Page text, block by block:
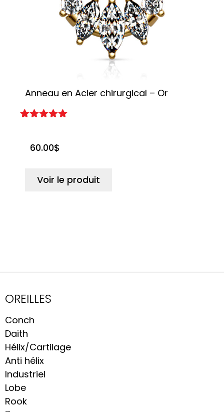
Anneau en Acier chirurgical – Or
basé sur
notations
60.00$
Voir le produit
OREILLES
Conch
Daith
Hélix/Cartilage
Anti hélix
Industriel
Lobe
Rook